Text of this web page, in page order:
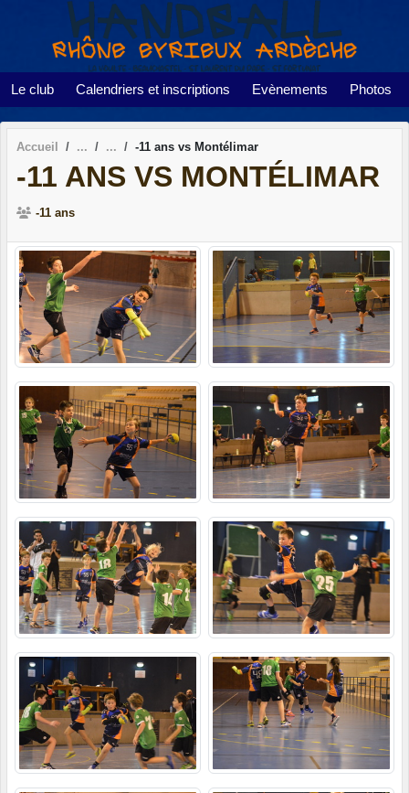
Le club Calendriers et inscriptions Evènements Photos
Accueil -11 ans vs Montélimar
-11 ANS VS MONTÉLIMAR
-11 ans
Panneau de gestion des cookies